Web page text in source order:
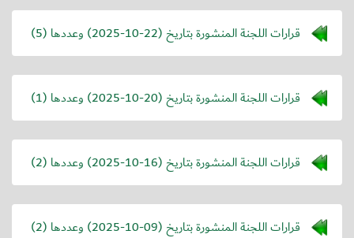
قرارات اللجنة المنشورة بتاريخ (2025-10-22) وعددها (5)
قرارات اللجنة المنشورة بتاريخ (2025-10-20) وعددها (1)
قرارات اللجنة المنشورة بتاريخ (2025-10-16) وعددها (2)
قرارات اللجنة المنشورة بتاريخ (2025-10-09) وعددها (2)